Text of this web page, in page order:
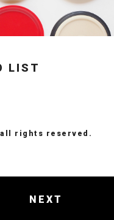
NEXT
LIST
all rights reserved.